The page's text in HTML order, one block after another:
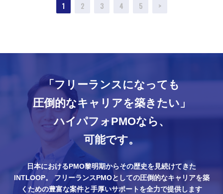
1 2 3 4 5 >
「フリーランスになっても
圧倒的なキャリアを築きたい」
ハイパフォPMOなら、
可能です。
日本におけるPMO黎明期からその歴史を見続けてきた
INTLOOP。
フリーランスPMOとしての圧倒的なキャリアを築
くための豊富な案件と手厚いサポートを全力で提供します